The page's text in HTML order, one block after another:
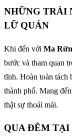
NHỮNG TRẢI
LỮ QUÁN
Khi đến với Ma
bước và tham quan
tĩnh. Hoàn toàn tách
thành phố. Mang
thật sự thoải mái.
QUA ĐÊM TẠI